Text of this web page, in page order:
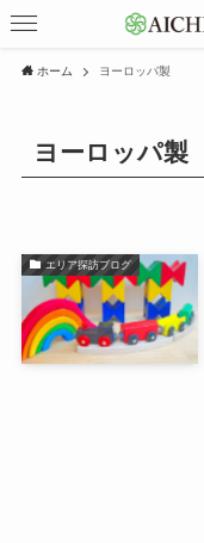
ホーム ヨーロッパ製
ヨーロッパ製
エリア探訪ブログ